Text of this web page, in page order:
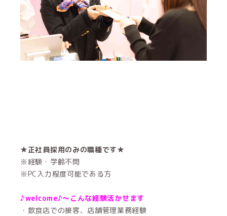
★正社員採用のみの職種です★
※経験・学齢不問
※PC入力程度可能である方
♪welcome♪～こんな経験活かせます
・飲食店での接客、店舗管理業務経験